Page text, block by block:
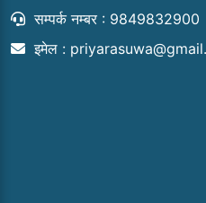
सम्पर्क नम्बर : 9849832900
इमेल :